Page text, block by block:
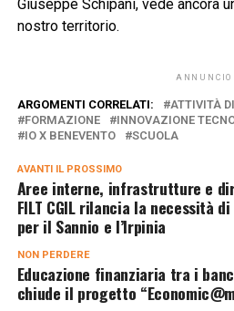
Giuseppe Schipani, vede ancora
nostro territorio.
ANNUNCIO
ARGOMENTI CORRELATI:
ATTIVITÀ
FORMAZIONE
INNOVAZIONE
IO X BENEVENTO
SCUOLA
AVANTI IL ​​PROSSIMO
Aree interne, infrastrutture e
FILT CGIL rilancia la necessità
per il Sannio e l’Irpinia
NON PERDERE
Educazione finanziaria tra i
chiude il progetto